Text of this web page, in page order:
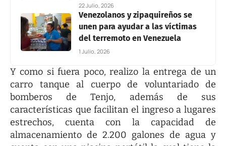
22 Julio, 2026
Venezolanos y zipaquireños se
unen para ayudar a las víctimas
del terremoto en Venezuela
1 Julio, 2026
Y como si fuera poco, realizo la entrega de un
carro tanque al cuerpo de voluntariado de
bomberos de Tenjo, además de sus
características que facilitan el ingreso a lugares
estrechos, cuenta con la capacidad de
almacenamiento de 2.200 galones de agua y